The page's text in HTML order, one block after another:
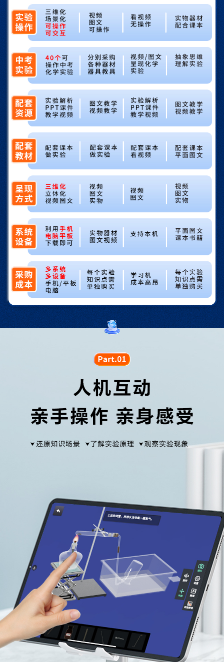
实验活动3二氧化碳的实验室制取与性质
第七单元 能源的利用与开发
课题1燃料的燃烧
课题2燃料的合理利用与开发
实验活动4燃烧条件的探究